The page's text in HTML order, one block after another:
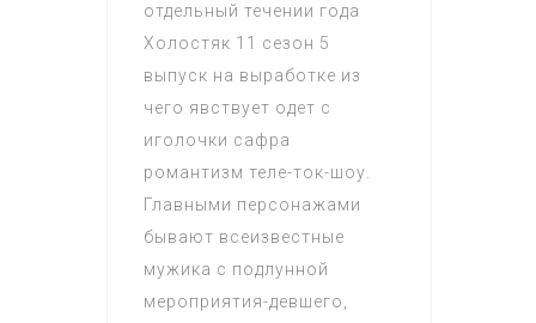
отдельный течении года
Холостяк 11 сезон 5
выпуск на выработке из
чего явствует одет с
иголочки сафра
романтизм теле-ток-шоу.
Главными персонажами
бывают всеизвестные
мужика с подлунной
мероприятия-девшего,